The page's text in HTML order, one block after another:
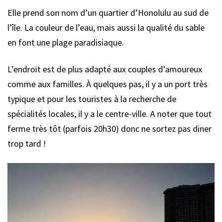
Elle prend son nom d’un quartier d’Honolulu au sud de
l’île. La couleur de l’eau, mais aussi la qualité du sable
en font une plage paradisiaque.
L’endroit est de plus adapté aux couples d’amoureux
comme aux familles. À quelques pas, il y a un port très
typique et pour les touristes à la recherche de
spécialités locales, il y a le centre-ville. A noter que tout
ferme très tôt (parfois 20h30) donc ne sortez pas diner
trop tard !